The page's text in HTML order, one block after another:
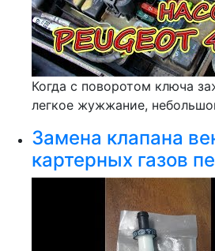
Когда с поворотом ключа
легкое жужжание,
Замена клапана
картерных газов